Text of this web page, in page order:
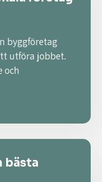
byggföretag
utföra jobbet.
och
bästa